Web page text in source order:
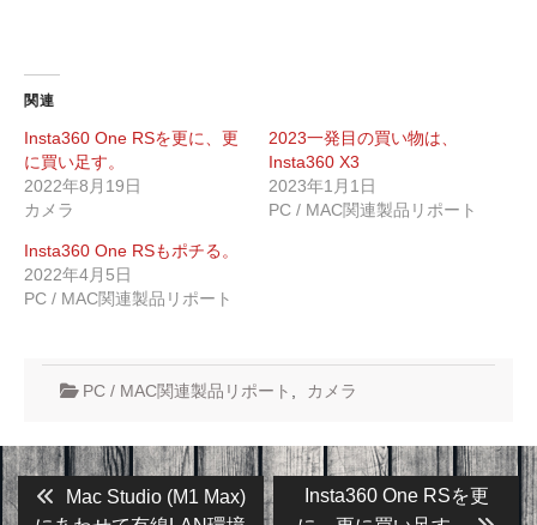
関連
Insta360 One RSを更に、更
に買い足す。
2022年8月19日
カメラ
2023一発目の買い物は、
Insta360 X3
2023年1月1日
PC / MAC関連製品リポート
Insta360 One RSもポチる。
2022年4月5日
PC / MAC関連製品リポート
PC / MAC関連製品リポート カメラ
投
Previous
Mac Studio (M1 Max)
Next
Insta360 One RSを更